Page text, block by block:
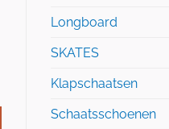
Longboard
SKATES
Klapschaatsen
Schaatsschoenen